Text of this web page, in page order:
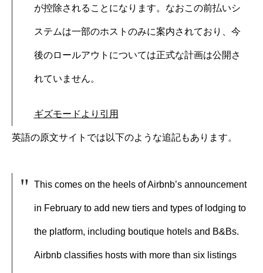
が控除されることになります。なおこの前払いシ
ステムは一部のホストのみに案内されており、今
後のロールアウトについては正式な計画は公開さ
れていません。
ギズモードより引用
英語の原文サイトでは以下のような追記もあります。
This comes on the heels of Airbnb’s announcement
in February to add new tiers and types of lodging to
the platform, including boutique hotels and B&Bs.
Airbnb classifies hosts with more than six listings